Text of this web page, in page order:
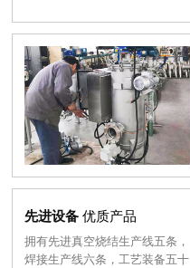
先进设备 优质产品
拥有先进真空烧结生产线五条，
焊接生产线六条，工艺装备五十